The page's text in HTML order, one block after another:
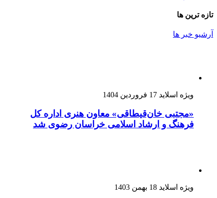
تازه ترین ها
آرشیو خبر ها
ویژه اسلاید 17 فروردین 1404
«مجتبی خان‌قیطاقی» معاون هنری اداره کل
فرهنگ و ارشاد اسلامی خراسان رضوی شد
ویژه اسلاید 18 بهمن 1403